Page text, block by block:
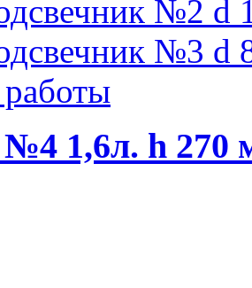
№2 d
№3 d
1,6л. h 270